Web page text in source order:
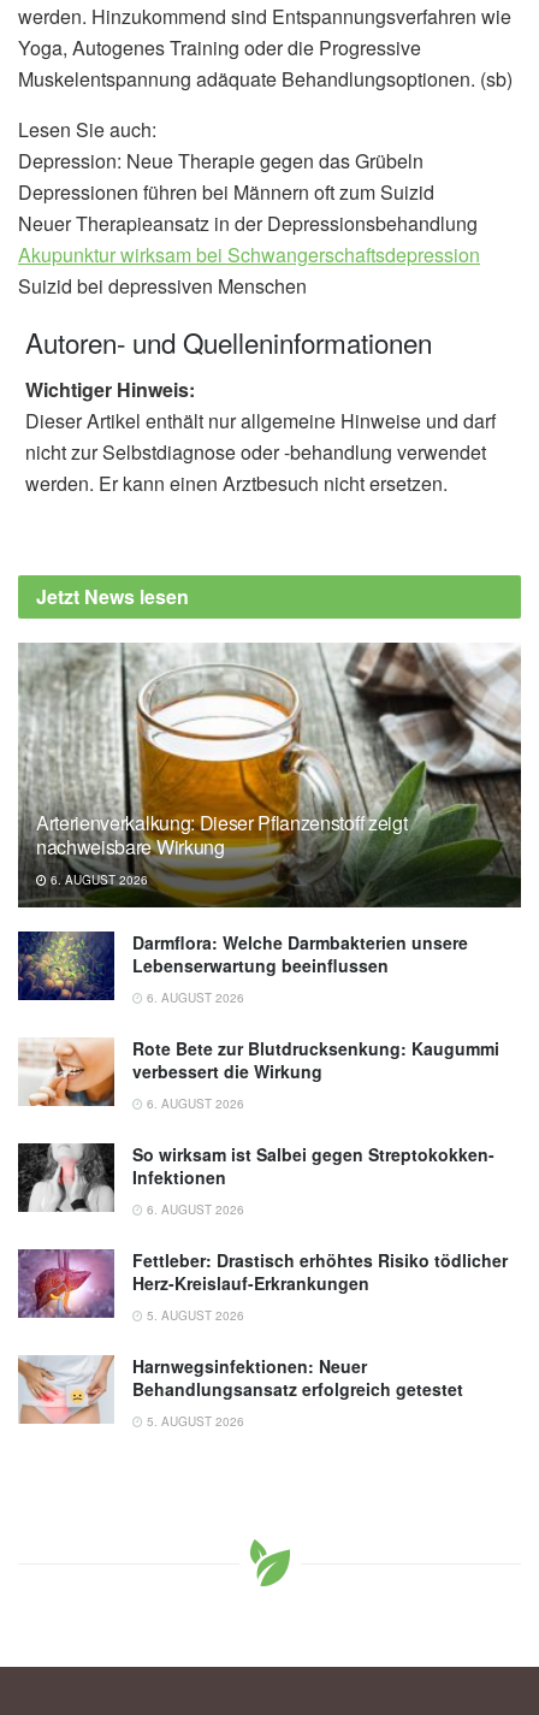
werden. Hinzukommend sind Entspannungsverfahren wie
Yoga, Autogenes Training oder die Progressive
Muskelentspannung adäquate Behandlungsoptionen. (sb)
Lesen Sie auch:
Depression: Neue Therapie gegen das Grübeln
Depressionen führen bei Männern oft zum Suizid
Neuer Therapieansatz in der Depressionsbehandlung
Akupunktur wirksam bei Schwangerschaftsdepression
Suizid bei depressiven Menschen
Autoren- und Quelleninformationen
Wichtiger Hinweis:
Dieser Artikel enthält nur allgemeine Hinweise und darf
nicht zur Selbstdiagnose oder -behandlung verwendet
werden. Er kann einen Arztbesuch nicht ersetzen.
Jetzt News lesen
Arterienverkalkung: Dieser Pflanzenstoff zeigt
nachweisbare Wirkung
6. AUGUST 2026
Darmflora: Welche Darmbakterien unsere
Lebenserwartung beeinflussen
6. AUGUST 2026
Rote Bete zur Blutdrucksenkung: Kaugummi
verbessert die Wirkung
6. AUGUST 2026
So wirksam ist Salbei gegen Streptokokken-
Infektionen
6. AUGUST 2026
Fettleber: Drastisch erhöhtes Risiko tödlicher
Herz-Kreislauf-Erkrankungen
5. AUGUST 2026
Harnwegsinfektionen: Neuer
Behandlungsansatz erfolgreich getestet
5. AUGUST 2026